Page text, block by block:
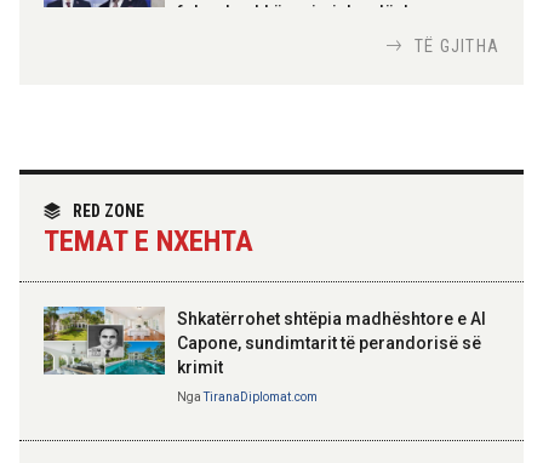
Urdhrit të Skënderbeut
fokus bashkëpunimi dypalësh
partneritetit strategjik
TË GJITHA
RED ZONE
TEMAT E NXEHTA
Shkatërrohet shtëpia madhështore e Al
Capone, sundimtarit të perandorisë së
krimit
NgaTiranaDiplomat.com